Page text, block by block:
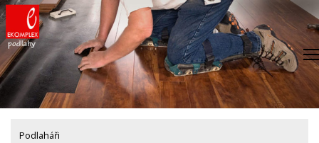
Skip
to
content
Podlaháři